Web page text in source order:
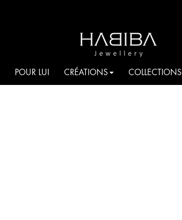
HABIBA
JEWELLERY
Be
POUR LUI CRÉATIONS COLLECTIONS